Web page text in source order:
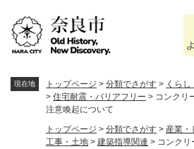
あ
問
現在地 トップページ > 分類でさがす > くらし
> 住宅耐震・バリアフリー > コンクリ
注意喚起について
トップページ > 分類でさがす > 産業・
工事・土地 > 建築指導関連 > コンクリ